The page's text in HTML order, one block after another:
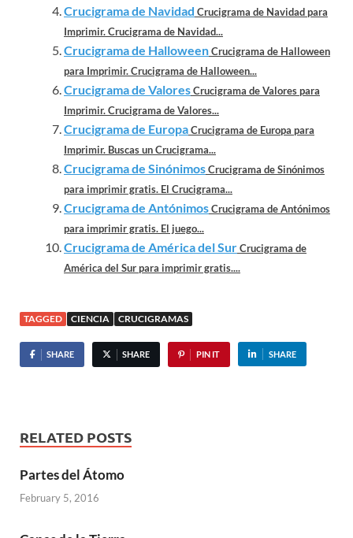
Crucigrama de Navidad Crucigrama de Navidad para
Imprimir. Crucigrama de Navidad...
Crucigrama de HalloweenCrucigrama de Halloween
para Imprimir. Crucigrama de Halloween...
Crucigrama de ValoresCrucigrama de Valores para
Imprimir. Crucigrama de Valores...
Crucigrama de EuropaCrucigrama de Europa para
Imprimir. Buscas un Crucigrama...
Crucigrama de SinónimosCrucigrama de Sinónimos
para imprimir gratis. El Crucigrama...
Crucigrama de AntónimosCrucigrama de Antónimos
para imprimir gratis. El juego...
Crucigrama de América del SurCrucigrama de
América del Sur para imprimir gratis....
TAGGED CIENCIA CRUCIGRAMAS
SHARE SHARE PIN IT SHARE
RELATED POSTS
Partes del Átomo
February 5, 2016